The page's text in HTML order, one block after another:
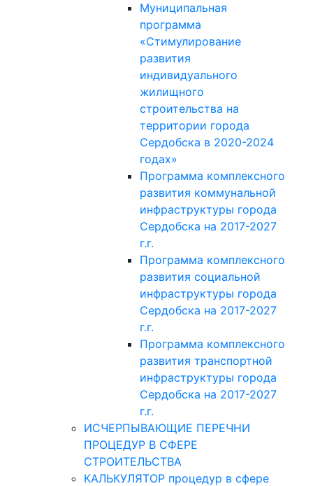
Муниципальная
программа
«Стимулирование
развития
индивидуального
жилищного
строительства на
территории города
Сердобска в 2020-2024
годах»
Программа комплексного
развития коммунальной
инфраструктуры города
Сердобска на 2017-2027
г.г.
Программа комплексного
развития социальной
инфраструктуры города
Сердобска на 2017-2027
г.г.
Программа комплексного
развития транспортной
инфраструктуры города
Сердобска на 2017-2027
г.г.
ИСЧЕРПЫВАЮЩИЕ ПЕРЕЧНИ
ПРОЦЕДУР В СФЕРЕ
СТРОИТЕЛЬСТВА
КАЛЬКУЛЯТОР процедур в сфере